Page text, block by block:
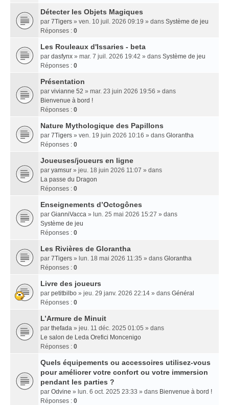
Détecter les Objets Magiques
par 7Tigers » ven. 10 juil. 2026 09:19 » dans Système de jeu
Réponses : 0
Les Rouleaux d'Issaries - beta
par dasfynx » mar. 7 juil. 2026 19:42 » dans Système de jeu
Réponses : 0
Présentation
par vivianne 52 » mar. 23 juin 2026 19:56 » dans
Bienvenue à bord !
Réponses : 0
Nature Mythologique des Papillons
par 7Tigers » ven. 19 juin 2026 10:16 » dans Glorantha
Réponses : 0
Joueuses/joueurs en ligne
par yamsur » jeu. 18 juin 2026 11:07 » dans
La passe du Dragon
Réponses : 0
Enseignements dʼOctogônes
par GianniVacca » lun. 25 mai 2026 15:27 » dans
Système de jeu
Réponses : 0
Les Rivières de Glorantha
par 7Tigers » lun. 18 mai 2026 11:35 » dans Glorantha
Réponses : 0
Livre des joueurs
par petitbilbo » jeu. 29 janv. 2026 22:14 » dans Général
Réponses : 0
L’Armure de Minuit
par thefada » jeu. 11 déc. 2025 01:05 » dans
Le salon de Leda Orefici Moncenigo
Réponses : 0
Quels équipements ou accessoires utilisez-vous
pour améliorer votre confort ou votre immersion
pendant les parties ?
par Odvine » lun. 6 oct. 2025 23:33 » dans Bienvenue à bord !
Réponses : 0